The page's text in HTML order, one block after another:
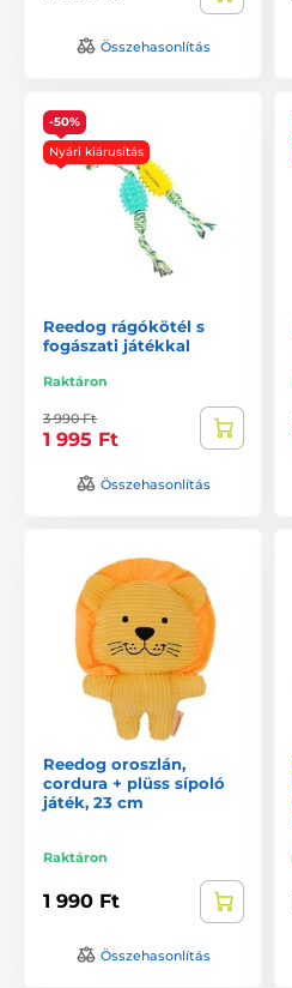
Összehasonlítás
-50%
Nyári kiárusítás
Reedog rágókötél s
fogászati játékkal
Raktáron
3 990 Ft
1 995 Ft
Összehasonlítás
Reedog oroszlán,
cordura + plüss sípoló
játék, 23 cm
Raktáron
1 990 Ft
Összehasonlítás